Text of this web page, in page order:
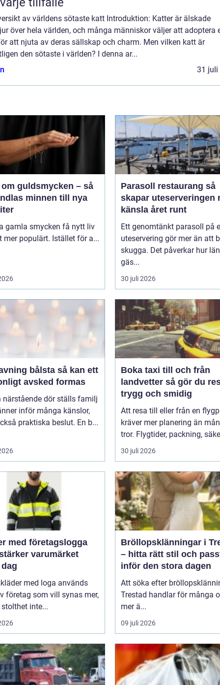
av världens sötaste katt Introduktion: Katter är älskade
över hela världen, och många människor väljer att adoptera
att njuta av deras sällskap och charm. Men vilken katt är
den sötaste i världen? I denna ar...
31 juli
guldsmycken – så
minnen till nya
gamla smycken få nytt liv
mer populärt. Istället för a...
Parasoll restaurang så
skapar uteserveringen
känsla året runt
Ett genomtänkt parasoll på
uteservering gör mer än att
skugga. Det påverkar hur
gäs...
30 juli 2026
bålsta så kan ett
avsked formas
närstående dör ställs familj
inför många känslor,
praktiska beslut. En b...
Boka taxi till och från
landvetter så gör du resan
trygg och smidig
Att resa till eller från en
kräver mer planering än
tror. Flygtider, packning,
30 juli 2026
med företagslogga
varumärket
med loga används
företag som vill synas mer,
inte...
Bröllopsklänningar i
– hitta rätt stil och
inför den stora dagen
Att söka efter
Trestad handlar för många
mer ä...
09 juli 2026